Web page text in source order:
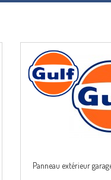
Panneau extérieur